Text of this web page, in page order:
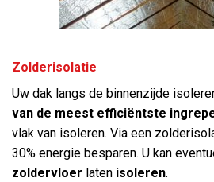
Zolderisolatie
Uw dak langs de binnenzijde
van de meest efficiëntste
vlak van isoleren. Via een
30% energie besparen. U kan
zoldervloer laten isoleren.